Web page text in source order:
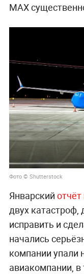
МАХ
Фото © Shutterstock
Январский
двух катастроф,
исправить и
начались
компании упали
авиакомпании,